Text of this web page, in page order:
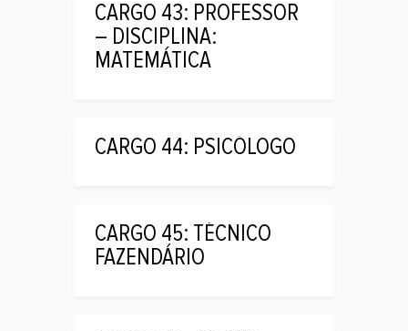
CARGO 43: PROFESSOR
– DISCIPLINA:
MATEMÁTICA
CARGO 44: PSICÓLOGO
CARGO 45: TÉCNICO
FAZENDÁRIO